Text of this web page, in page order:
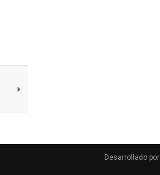
Desarrollado por